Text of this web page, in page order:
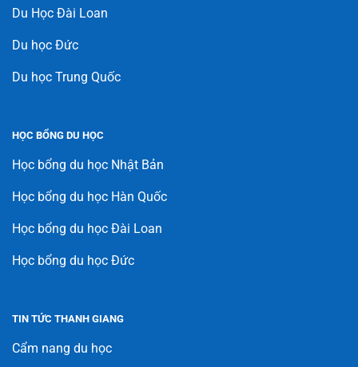
Du Học Đài Loan
Du học Đức
Du học Trung Quốc
HỌC BỔNG DU HỌC
Học bổng du học Nhật Bản
Học bổng du học Hàn Quốc
Học bổng du học Đài Loan
Học bổng du học Đức
TIN TỨC THANH GIANG
Cẩm nang du học